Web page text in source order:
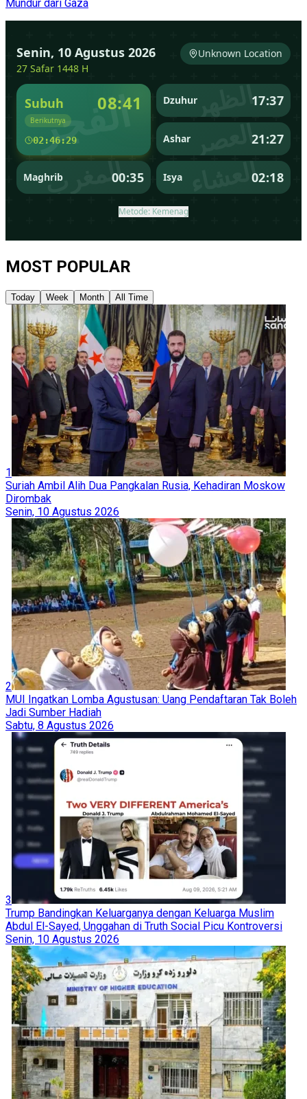
Mundur dari Gaza
MOST POPULAR
Today Week Month All Time
1
Suriah Ambil Alih Dua Pangkalan Rusia, Kehadiran Moskow
Dirombak
Senin, 10 Agustus 2026
2
MUI Ingatkan Lomba Agustusan: Uang Pendaftaran Tak Boleh
Jadi Sumber Hadiah
Sabtu, 8 Agustus 2026
3
Trump Bandingkan Keluarganya dengan Keluarga Muslim
Abdul El-Sayed, Unggahan di Truth Social Picu Kontroversi
Senin, 10 Agustus 2026